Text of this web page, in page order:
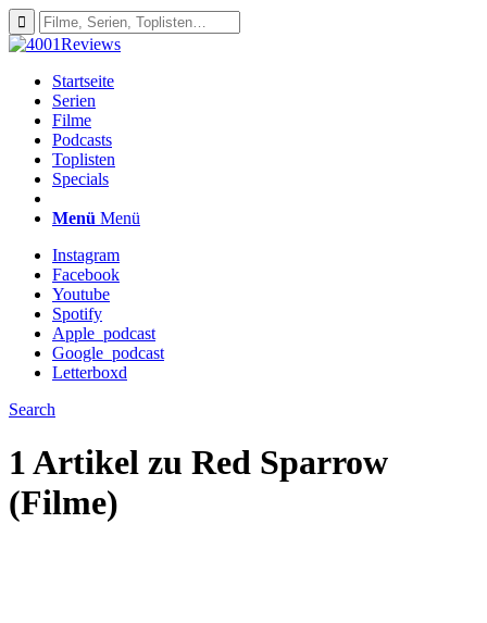
Startseite
Serien
Filme
Podcasts
Toplisten
Specials
Menü Menü
Instagram
Facebook
Youtube
Spotify
Apple_podcast
Google_podcast
Letterboxd
Search
1 Artikel zu Red Sparrow
(Filme)